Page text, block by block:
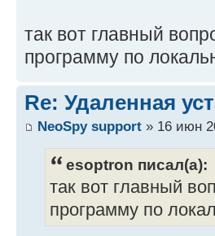
так вот главный
программу по
Re: Удаленная
NeoSpy support » 16 июн
esoptron писал(а):
так вот главный
программу по